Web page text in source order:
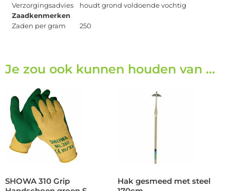
Verzorgingsadvies
houdt grond voldoende vochtig
Zaadkenmerken
Zaden per gram
250
Je zou ook kunnen houden van …
SHOWA 310 Grip
Hak gesmeed met steel